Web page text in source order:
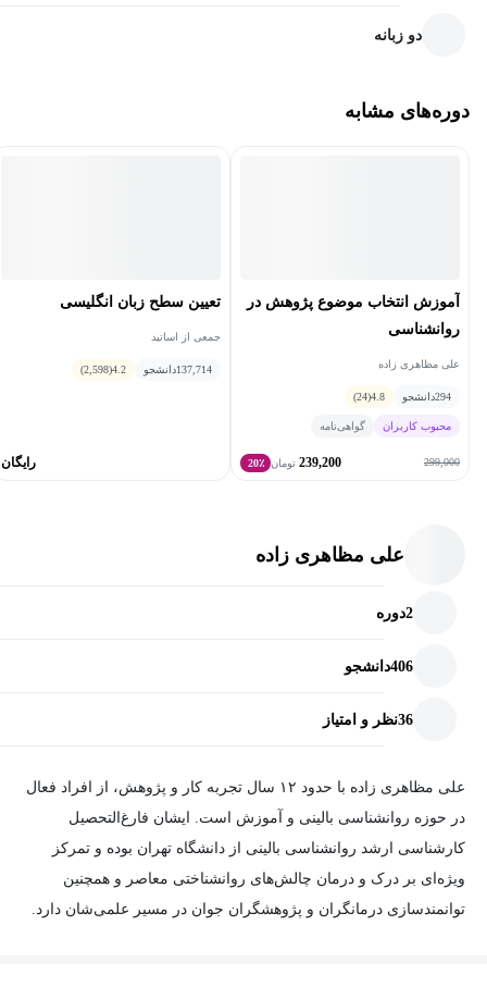
دو زبانه
دوره‌های مشابه
آموزش انتخاب موضوع پژوهش در
روانشناسی
علی مظاهری زاده
294دانشجو 4.8
(24)
محبوب کاربران گواهی‌نامه
299,000
239,200 تومان 20٪
تعیین سطح زبان انگلیسی
جمعی از اساتید
137,714دانشجو 4.2
(2,598)
رایگان
علی مظاهری زاده
2دوره
406دانشجو
36نظر و امتیاز
علی مظاهری زاده
با حدود ۱۲ سال تجربه کار و پژوهش، از افراد فعال
در حوزه روانشناسی بالینی و آموزش است. ایشان فارغ‌التحصیل
کارشناسی ارشد روانشناسی بالینی از دانشگاه تهران بوده و تمرکز
ویژه‌ای بر درک و درمان چالش‌های روانشناختی معاصر و همچنین
توانمندسازی درمانگران و پژوهشگران جوان در مسیر علمی‌شان دارد.